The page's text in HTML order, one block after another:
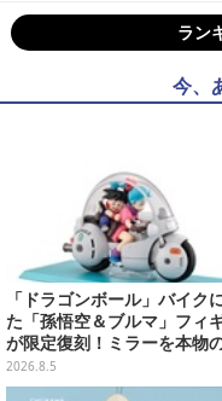
ラン
今、
「ドラゴンボール」バイク
た「孫悟空＆ブルマ」フィ
が限定復刻！ミラーを本物
や、ブルマの目元が映りこむ
にできるステッカーを収録
2026.8.5